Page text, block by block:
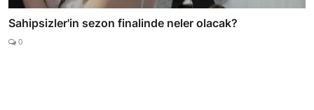
Sahipsizler'in sezon finalinde neler olacak?
0